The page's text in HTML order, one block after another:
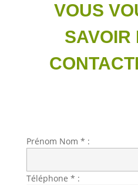
VOUS
SAVOIR
Prénom Nom * :
Téléphone * :